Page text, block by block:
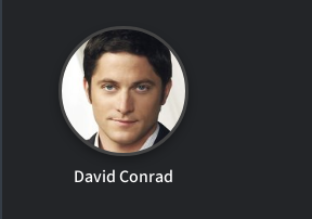
David Conrad